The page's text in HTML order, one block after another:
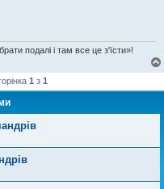
подалі і там все це з'їсти»!
1 з 1